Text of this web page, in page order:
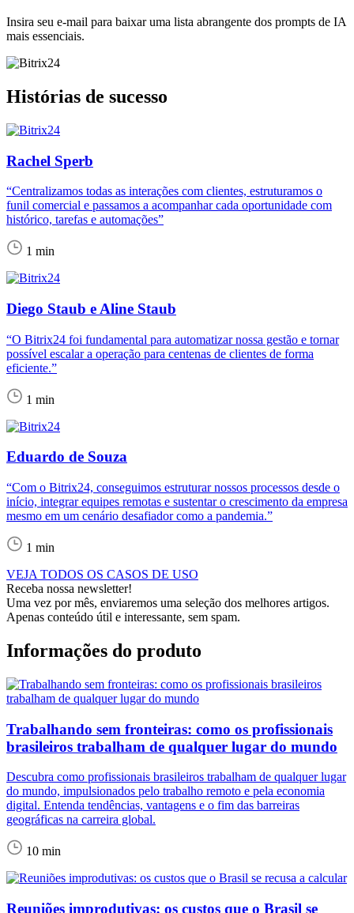
Insira seu e-mail para baixar uma lista abrangente dos prompts de IA
mais essenciais.
Histórias de sucesso
Rachel Sperb
“Centralizamos todas as interações com clientes, estruturamos o
funil comercial e passamos a acompanhar cada oportunidade com
histórico, tarefas e automações”
1 min
Diego Staub e Aline Staub
“O Bitrix24 foi fundamental para automatizar nossa gestão e tornar
possível escalar a operação para centenas de clientes de forma
eficiente.”
1 min
Eduardo de Souza
“Com o Bitrix24, conseguimos estruturar nossos processos desde o
início, integrar equipes remotas e sustentar o crescimento da empresa
mesmo em um cenário desafiador como a pandemia.”
1 min
VEJA TODOS OS CASOS DE USO
Receba nossa newsletter!
Uma vez por mês, enviaremos uma seleção dos melhores artigos.
Apenas conteúdo útil e interessante, sem spam.
Informações do produto
Trabalhando sem fronteiras: como os profissionais
brasileiros trabalham de qualquer lugar do mundo
Descubra como profissionais brasileiros trabalham de qualquer lugar
do mundo, impulsionados pelo trabalho remoto e pela economia
digital. Entenda tendências, vantagens e o fim das barreiras
geográficas na carreira global.
10 min
Reuniões improdutivas: os custos que o Brasil se